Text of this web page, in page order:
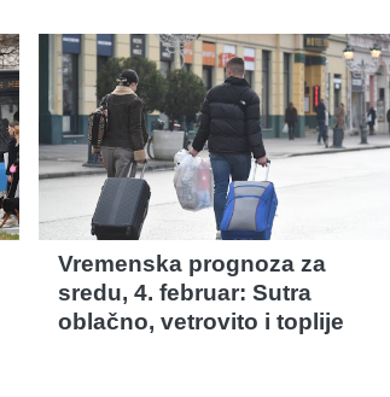
Vremenska prognoza za
sredu, 4. februar: Sutra
oblačno, vetrovito i toplije